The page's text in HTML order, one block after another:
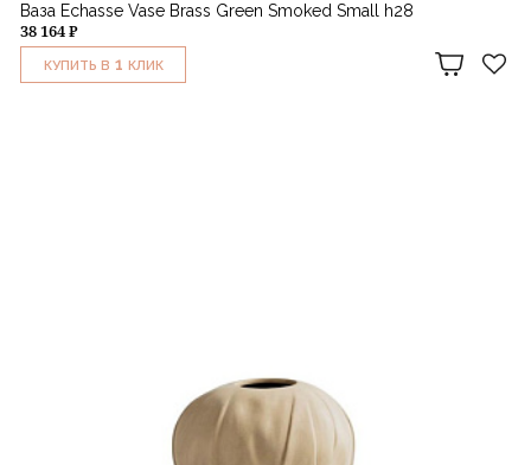
Ваза Echasse Vase Brass Green Smoked Small h28
38 164 ₽
КУПИТЬ В 1 КЛИК